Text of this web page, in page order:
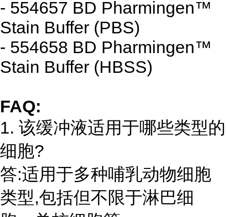
- 554657 BD Pharmingen™
Stain Buffer (PBS)
- 554658 BD Pharmingen™
Stain Buffer (HBSS)
FAQ:
1. 该缓冲液适用于哪些类型的
细胞?
答:适用于多种哺乳动物细胞
类型,包括但不限于淋巴细